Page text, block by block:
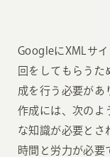
GoogleにXMLサ
回をしてもらう
成を行う必要があ
作成には、次のよ
な知識が必要とさ
時間と労力が必要